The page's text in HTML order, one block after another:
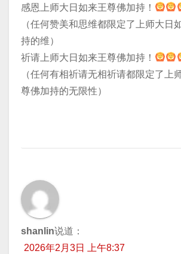
感恩上师大日如来王尊佛加持！
（任何赞美和思维都限定了上师大日
持的维）
祈请上师大日如来王尊佛加持！
（任何有相祈请无相祈请都限定了上
尊佛加持的无限性）
shanlin说道：
2026年2月3日 上午8:37